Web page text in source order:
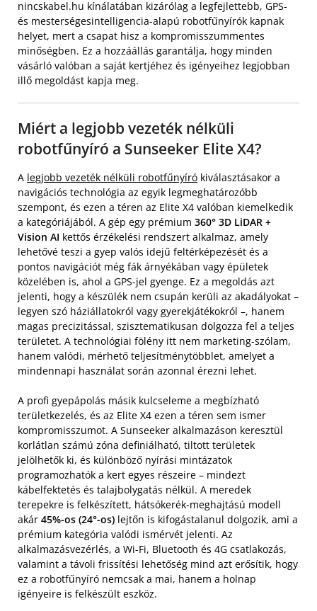
nincskabel.hu kínálatában kizárólag a legfejlettebb, GPS-
és mesterségesintelligencia-alapú robotfűnyírók kapnak
helyet, mert a csapat hisz a kompromisszummentes
minőségben. Ez a hozzáállás garantálja, hogy minden
vásárló valóban a saját kertjéhez és igényeihez legjobban
illő megoldást kapja meg.
Miért a legjobb vezeték nélküli
robotfűnyíró a Sunseeker Elite X4?
A legjobb vezeték nélküli robotfűnyíró kiválasztásakor a
navigációs technológia az egyik legmeghatározóbb
szempont, és ezen a téren az Elite X4 valóban kiemelkedik
a kategóriájából. A gép egy prémium 360° 3D LiDAR +
Vision AI kettős érzékelési rendszert alkalmaz, amely
lehetővé teszi a gyep valós idejű feltérképezését és a
pontos navigációt még fák árnyékában vagy épületek
közelében is, ahol a GPS-jel gyenge. Ez a megoldás azt
jelenti, hogy a készülék nem csupán kerüli az akadályokat –
legyen szó háziállatokról vagy gyerekjátékokról –, hanem
magas precizitással, szisztematikusan dolgozza fel a teljes
területet. A technológiai fölény itt nem marketing-szólam,
hanem valódi, mérhető teljesítménytöbblet, amelyet a
mindennapi használat során azonnal érezni lehet.
A profi gyepápolás másik kulcseleme a megbízható
területkezelés, és az Elite X4 ezen a téren sem ismer
kompromisszumot. A Sunseeker alkalmazáson keresztül
korlátlan számú zóna definiálható, tiltott területek
jelölhetők ki, és különböző nyírási mintázatok
programozhatók a kert egyes részeire – mindezt
kábelfektetés és talajbolygatás nélkül. A meredek
terepekre is felkészített, hátsókerék-meghajtású modell
akár 45%-os (24°-os) lejtőn is kifogástalanul dolgozik, ami a
prémium kategória valódi ismérvét jelenti. Az
alkalmazásvezérlés, a Wi-Fi, Bluetooth és 4G csatlakozás,
valamint a távoli frissítési lehetőség mind azt erősítik, hogy
ez a robotfűnyíró nemcsak a mai, hanem a holnap
igényeire is felkészült eszköz.